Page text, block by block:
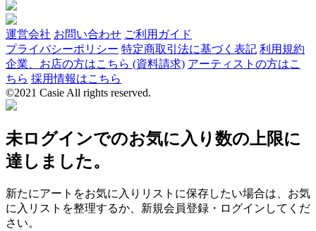
運営会社 お問い合わせ ご利用ガイド
プライバシーポリシー 特定商取引法に基づく表記 利用規約
企業、お店の方はこちら (資料請求) アーティストの方はこ
ちら 採用情報はこちら
©2021 Casie All rights reserved.
未ログインでのお気に入り数の上限に
達しました。
新たにアートをお気に入りリストに保存したい場合は、お気
に入リストを整理するか、新規会員登録・ログインしてくだ
さい。